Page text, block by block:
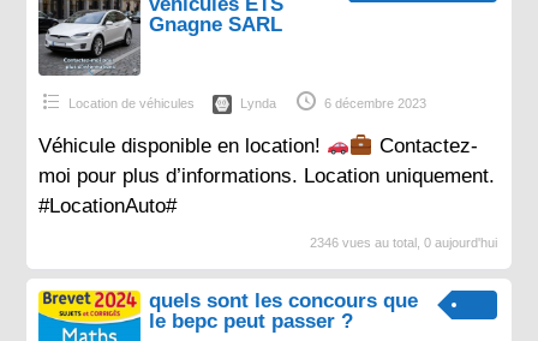
Gnagne SARL
Location de véhicules Lynda 6 décembre 2023
Véhicule disponible en location!
Contactez-
moi pour plus d’informations. Location uniquement.
#LocationAuto#
2346 vues au total, 0 aujourd'hui
quels sont les concours que
le bepc peut passer ?